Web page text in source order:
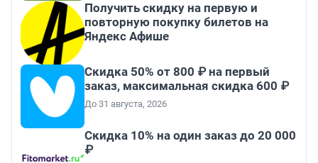
Получить скидку на первую и
повторную покупку билетов на
Яндекс Афише
Скидка 50% от 800 ₽ на первый
заказ, максимальная скидка 600 ₽
До 31 августа, 2026
Скидка 10% на один заказ до 20 000
₽